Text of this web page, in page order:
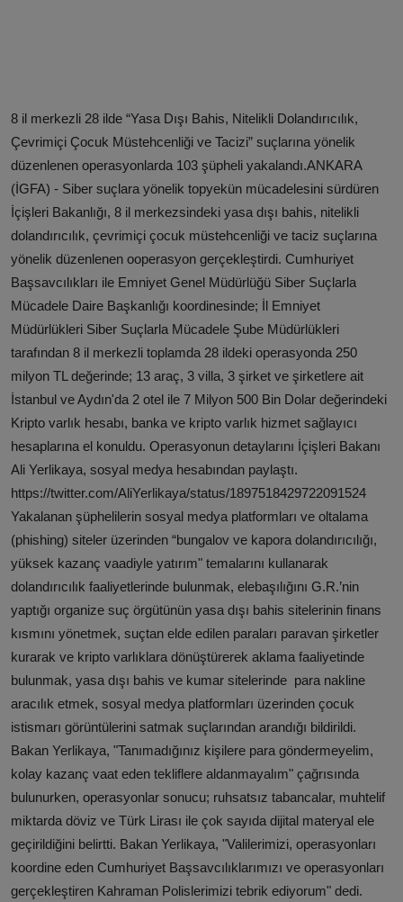
8 il merkezli 28 ilde “Yasa Dışı Bahis, Nitelikli Dolandırıcılık,
Çevrimiçi Çocuk Müstehcenliği ve Tacizi” suçlarına yönelik
düzenlenen operasyonlarda 103 şüpheli yakalandı.ANKARA
(İGFA) - Siber suçlara yönelik topyekün mücadelesini sürdüren
İçişleri Bakanlığı, 8 il merkezsindeki yasa dışı bahis, nitelikli
dolandırıcılık, çevrimiçi çocuk müstehcenliği ve taciz suçlarına
yönelik düzenlenen ooperasyon gerçekleştirdi. Cumhuriyet
Başsavcılıkları ile Emniyet Genel Müdürlüğü Siber Suçlarla
Mücadele Daire Başkanlığı koordinesinde; İl Emniyet
Müdürlükleri Siber Suçlarla Mücadele Şube Müdürlükleri
tarafından 8 il merkezli toplamda 28 ildeki operasyonda 250
milyon TL değerinde; 13 araç, 3 villa, 3 şirket ve şirketlere ait
İstanbul ve Aydın'da 2 otel ile 7 Milyon 500 Bin Dolar değerindeki
Kripto varlık hesabı, banka ve kripto varlık hizmet sağlayıcı
hesaplarına el konuldu. Operasyonun detaylarını İçişleri Bakanı
Ali Yerlikaya, sosyal medya hesabından paylaştı.
https://twitter.com/AliYerlikaya/status/1897518429722091524
Yakalanan şüphelilerin sosyal medya platformları ve oltalama
(phishing) siteler üzerinden “bungalov ve kapora dolandırıcılığı,
yüksek kazanç vaadiyle yatırım" temalarını kullanarak
dolandırıcılık faaliyetlerinde bulunmak, elebaşılığını G.R.’nin
yaptığı organize suç örgütünün yasa dışı bahis sitelerinin finans
kısmını yönetmek, suçtan elde edilen paraları paravan şirketler
kurarak ve kripto varlıklara dönüştürerek aklama faaliyetinde
bulunmak, yasa dışı bahis ve kumar sitelerinde para nakline
aracılık etmek, sosyal medya platformları üzerinden çocuk
istismarı görüntülerini satmak suçlarından arandığı bildirildi.
Bakan Yerlikaya, "Tanımadığınız kişilere para göndermeyelim,
kolay kazanç vaat eden tekliflere aldanmayalım" çağrısında
bulunurken, operasyonlar sonucu; ruhsatsız tabancalar, muhtelif
miktarda döviz ve Türk Lirası ile çok sayıda dijital materyal ele
geçirildiğini belirtti. Bakan Yerlikaya, "Valilerimizi, operasyonları
koordine eden Cumhuriyet Başsavcılıklarımızı ve operasyonları
gerçekleştiren Kahraman Polislerimizi tebrik ediyorum" dedi.